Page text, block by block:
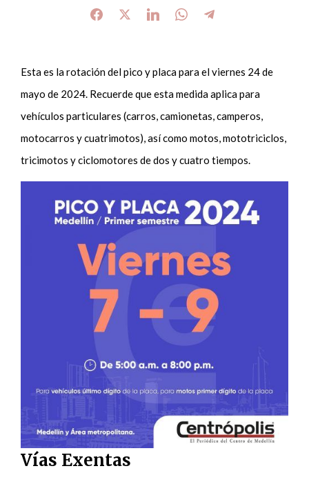
Esta es la rotación del pico y placa para el viernes 24 de
mayo de 2024. Recuerde que esta medida aplica para
vehículos particulares (carros, camionetas, camperos,
motocarros y cuatrimotos), así como motos, mototriciclos,
tricimotos y ciclomotores de dos y cuatro tiempos.
Vías Exentas